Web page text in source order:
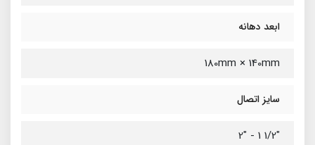
ابعد دهانه
180mm × 140mm
سایز اتصال
"1/2 1 - "2